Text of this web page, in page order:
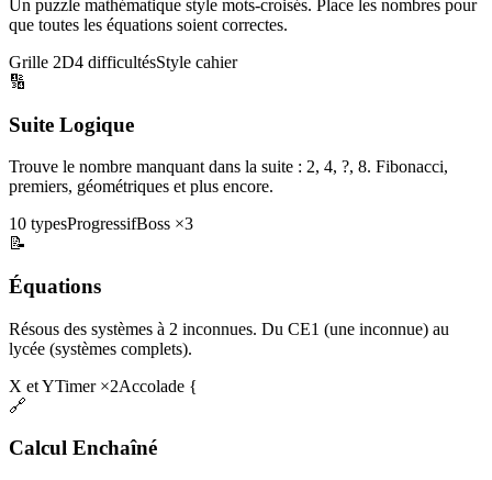
Un puzzle mathématique style mots-croisés. Place les nombres pour
que toutes les équations soient correctes.
Grille 2D4 difficultésStyle cahier
🔢
Suite Logique
Trouve le nombre manquant dans la suite : 2, 4, ?, 8. Fibonacci,
premiers, géométriques et plus encore.
10 typesProgressifBoss ×3
📝
Équations
Résous des systèmes à 2 inconnues. Du CE1 (une inconnue) au
lycée (systèmes complets).
X et YTimer ×2Accolade {
🔗
Calcul Enchaîné